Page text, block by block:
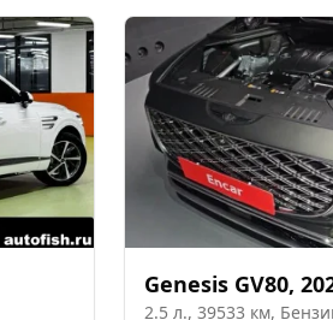
Genesis GV80,
2.5 л., 39533 км,